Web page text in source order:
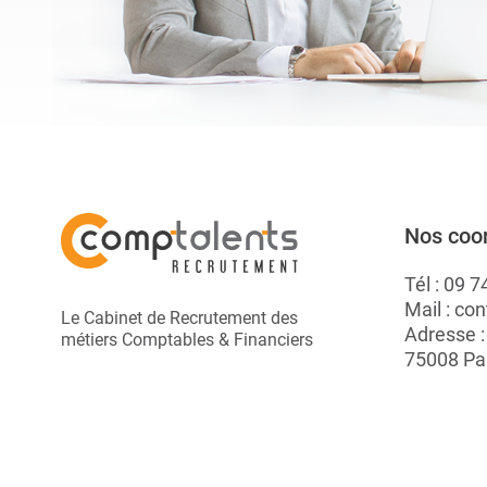
Le Cabinet de Recrutement des
métiers Comptables & Financiers
Nos
Tél : 09
Mail :
Adresse
75008